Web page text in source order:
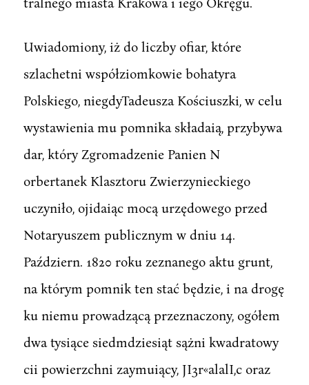
Uwiadomiony, iż do liczby ofiar, które
szlachetni współziomkowie bohatyra
Polskiego, niegdyTadeusza Kościuszki, w celu
wystawienia mu pomnika składaią, przybywa
dar, który Zgromadzenie Panien N
orbertanek Klasztoru Zwierzynieckiego
uczyniło, ojidaiąc mocą urzędowego przed
Notaryuszem publicznym w dniu 14.
Październ. 1820 roku zeznanego aktu grunt,
na którym pomnik ten stać będzie, i na drogę
ku niemu prowadzącą przeznaczony, ogółem
dwa tysiące siedmdziesiąt sążni kwadratowy
cii powierzchni zaymuiący, JI3r«alalI,c oraz